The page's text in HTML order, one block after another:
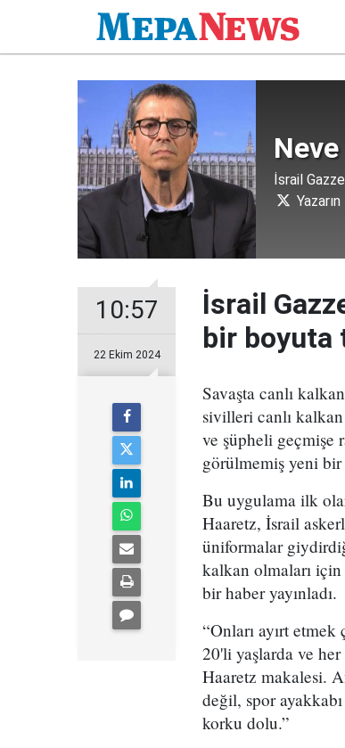
İsrail
10:57
22 Ekim 2024
İsrail
bir boyuta
Savaşta canlı
sivilleri canlı
ve şüpheli geçmişe
görülmemiş yeni
Bu uygulama ilk
Haaretz, İsrail
üniformalar
kalkan olmaları
bir haber yayınladı.
“Onları ayırt
20'li yaşlarda ve
Haaretz makalesi.
değil, spor
korku dolu.”